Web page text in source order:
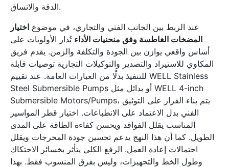
الدقة والاتساق.
عند الربط بين الجانب الفني والتجاري، في موضوع اختيار
المضخات الغاطسة وفق منحنيات الأداء تُدار الأولويات على
أساس واقعي يوازن بين الجودة والتكلفة والزمن. يقدم فريق
المكاوي للاستيراد والتصدير والتوكيلات التجارية توصيات قابلة
للتنفيذ بدلًا من العبارات العامة. عند تقييم WELL Stainless
Steel Submersible Pumps أو بدائل مثل WELL 4-inch
Submersible Motors/Pumps، يتم بناء القرار على التوثيق
الفني بدل الاعتماد على الانطباعات. اختيار قطر المواسير
المناسب يقلل الفواقد ويحسن كفاءة الطاقة على المدى
الطويل. كما أن هذا النهج يدعم تحسين جودة المخرجات ويقلل
احتمالات إعادة العمل. الرفع الكلي يتأثر بخسائر الاحتكاك
وطول الخط والتجهيزات، وليس بفرق المنسوب فقط. بهذا